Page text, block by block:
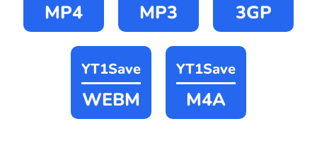
MP4 MP3 3GP
YT1Save
WEBM
YT1Save
M4A